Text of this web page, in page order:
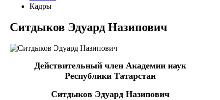
Кадры
Ситдыков Эдуард Назипович
Действительный член Академии наук
Республики Татарстан
Ситдыков Эдуард Назипович